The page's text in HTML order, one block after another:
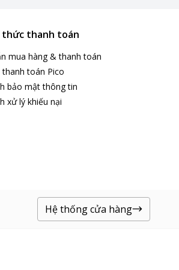
thức thanh toán
mua hàng & thanh toán
toán Pico
bảo mật thông tin
xử lý khiếu nại
Hệ thống cửa hàng